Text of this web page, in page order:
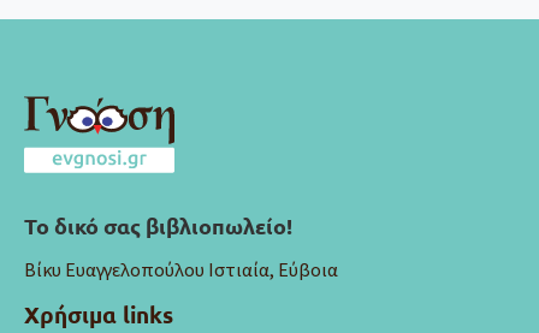
Το δικό σας βιβλιοπωλείο!
Βίκυ Ευαγγελοπούλου Ιστιαία, Εύβοια
Χρήσιμα links